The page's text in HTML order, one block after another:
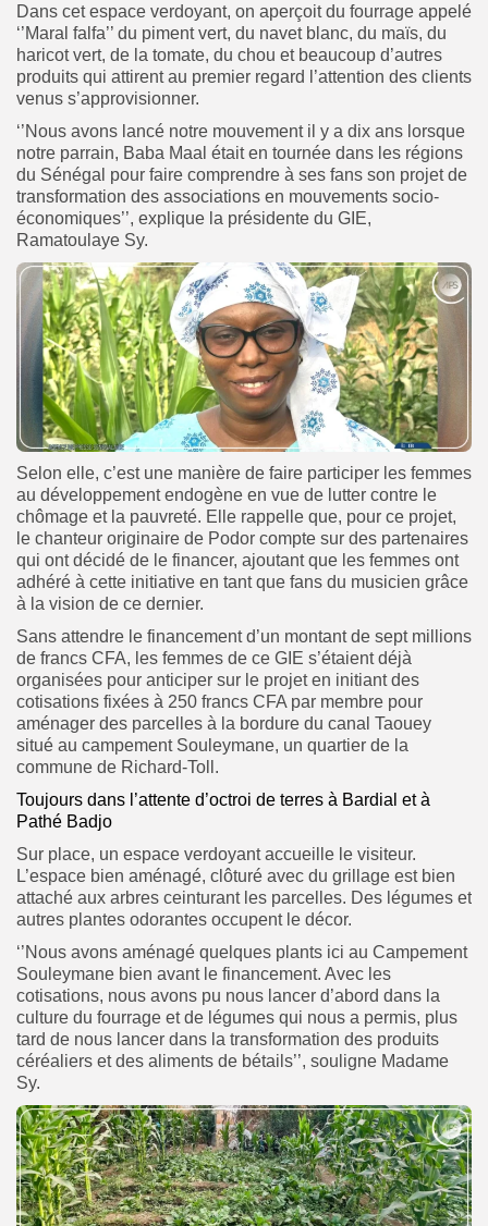
Dans cet espace verdoyant, on aperçoit du fourrage appelé
‘’Maral falfa’’ du piment vert, du navet blanc, du maïs, du
haricot vert, de la tomate, du chou et beaucoup d’autres
produits qui attirent au premier regard l’attention des clients
venus s’approvisionner.
‘’Nous avons lancé notre mouvement il y a dix ans lorsque
notre parrain, Baba Maal était en tournée dans les régions
du Sénégal pour faire comprendre à ses fans son projet de
transformation des associations en mouvements socio-
économiques’’, explique la présidente du GIE,
Ramatoulaye Sy.
Selon elle, c’est une manière de faire participer les femmes
au développement endogène en vue de lutter contre le
chômage et la pauvreté. Elle rappelle que, pour ce projet,
le chanteur originaire de Podor compte sur des partenaires
qui ont décidé de le financer, ajoutant que les femmes ont
adhéré à cette initiative en tant que fans du musicien grâce
à la vision de ce dernier.
Sans attendre le financement d’un montant de sept millions
de francs CFA, les femmes de ce GIE s’étaient déjà
organisées pour anticiper sur le projet en initiant des
cotisations fixées à 250 francs CFA par membre pour
aménager des parcelles à la bordure du canal Taouey
situé au campement Souleymane, un quartier de la
commune de Richard-Toll.
Toujours dans l’attente d’octroi de terres à Bardial et à
Pathé Badjo
Sur place, un espace verdoyant accueille le visiteur.
L’espace bien aménagé, clôturé avec du grillage est bien
attaché aux arbres ceinturant les parcelles. Des légumes et
autres plantes odorantes occupent le décor.
‘’Nous avons aménagé quelques plants ici au Campement
Souleymane bien avant le financement. Avec les
cotisations, nous avons pu nous lancer d’abord dans la
culture du fourrage et de légumes qui nous a permis, plus
tard de nous lancer dans la transformation des produits
céréaliers et des aliments de bétails’’, souligne Madame
Sy.